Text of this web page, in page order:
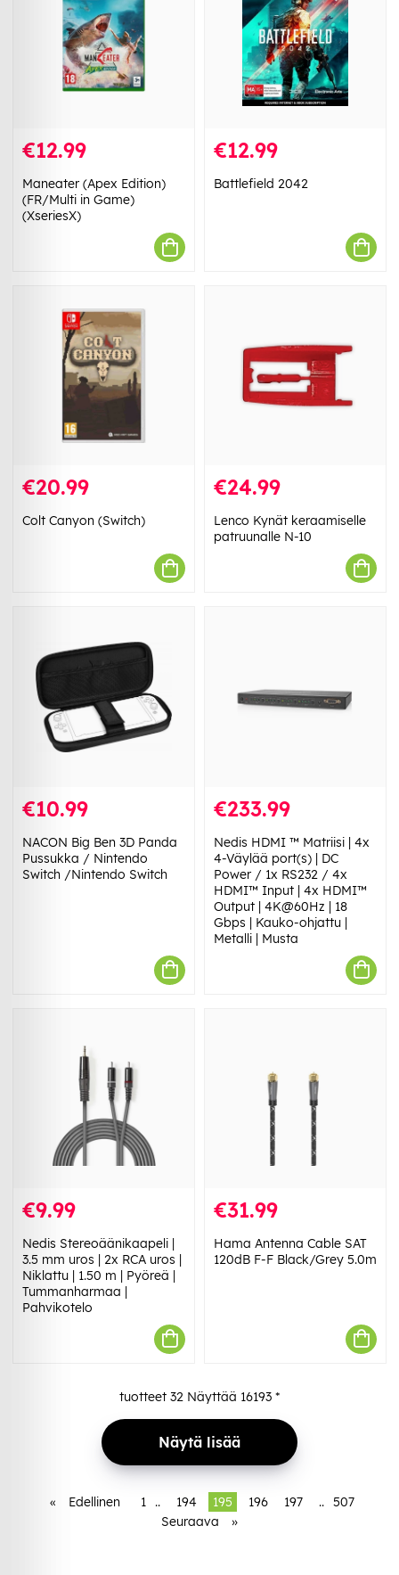
€12.99
Maneater (Apex Edition)
(FR/Multi in Game)
(XseriesX)
€12.99
Battlefield 2042
€20.99
Colt Canyon (Switch)
€24.99
Lenco Kynät keraamiselle
patruunalle N-10
€10.99
NACON Big Ben 3D Panda
Pussukka / Nintendo
Switch /Nintendo Switch
€233.99
Nedis HDMI ™ Matriisi | 4x
4-Väylää port(s) | DC
Power / 1x RS232 / 4x
HDMI™ Input | 4x HDMI™
Output | 4K@60Hz | 18
Gbps | Kauko-ohjattu |
Metalli | Musta
€9.99
Nedis Stereoäänikaapeli |
3.5 mm uros | 2x RCA uros |
Niklattu | 1.50 m | Pyöreä |
Tummanharmaa |
Pahvikotelo
€31.99
Hama Antenna Cable SAT
120dB F-F Black/Grey 5.0m
tuotteet 32 Näyttää 16193 *
Näytä lisää
« Edellinen 1 .. 194 195 196 197 .. 507
Seuraava
»